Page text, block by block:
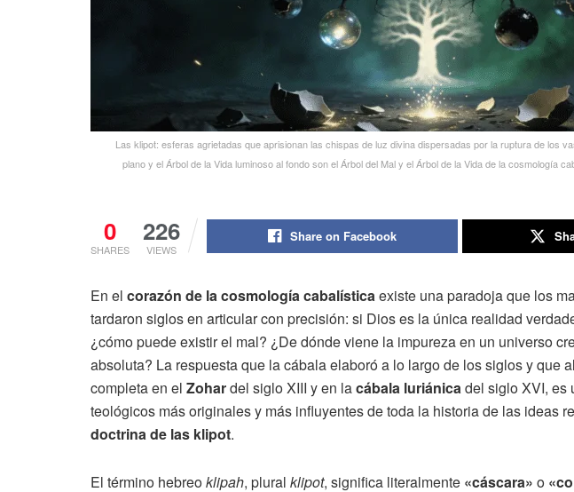
Las klipot: esferas agrietadas que aprisionan las chispas de luz divina dispersadas por la ruptura de los
plano y el Árbol de la Vida luminoso al fondo son el Árbol del Mal y el Árbol de la Vida de la cosmología
0
SHARES
226
VIEWS
Share on Facebook
En el corazón de la cosmología cabalísticaexiste una paradoja que los
tardaron siglos en articular con precisión: si Dios es la única realidad
¿cómo puede existir el mal? ¿De dónde viene la impureza en un universo
absoluta? La respuesta que la cábala elaboró a lo largo de los siglos y que
completa en el Zohardel siglo XIII y en lacábala luriánicadel siglo XVI, es
teológicos más originales y más influyentes de toda la historia de las ideas
doctrina de las klipot.
El término hebreoklipah, plural klipot, significa literalmente «cáscara» o